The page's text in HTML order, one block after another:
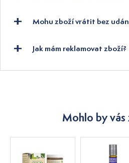
Mohu zboží vrátit bez
Jak mám reklamovat zboží?
Mohlo by vás